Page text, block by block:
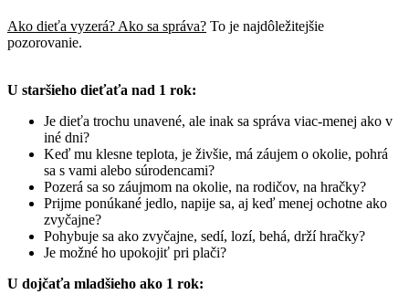
Ako dieťa vyzerá? Ako sa správa? To je najdôležitejšie
pozorovanie.
U staršieho dieťaťa nad 1 rok:
Je dieťa trochu unavené, ale inak sa správa viac-menej ako v
iné dni?
Keď mu klesne teplota, je živšie, má záujem o okolie, pohrá
sa s vami alebo súrodencami?
Pozerá sa so záujmom na okolie, na rodičov, na hračky?
Prijme ponúkané jedlo, napije sa, aj keď menej ochotne ako
zvyčajne?
Pohybuje sa ako zvyčajne, sedí, lozí, behá, drží hračky?
Je možné ho upokojiť pri plači?
U dojčaťa mladšieho ako 1 rok: